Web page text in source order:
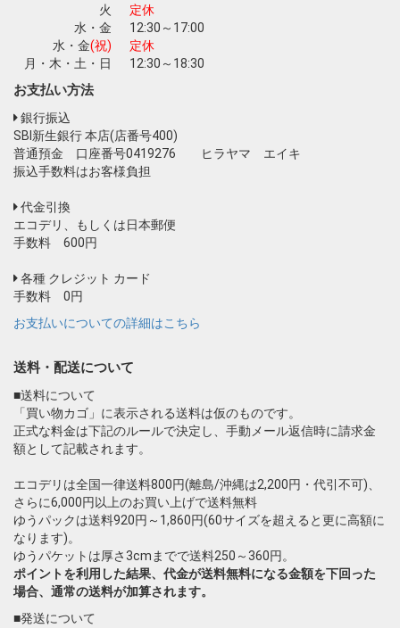
お買い物を続ける
火
定休
水・金
12:30～17:00
水・金(祝)
定休
月・木・土・日
12:30～18:30
お支払い方法
銀行振込
SBI新生銀行 本店(店番号400)
普通預金 口座番号0419276 ヒラヤマ エイキ
振込手数料はお客様負担
代金引換
エコデリ、もしくは日本郵便
手数料 600円
各種 クレジット カード
手数料 0円
お支払いについての詳細はこちら
送料・配送について
■送料について
「買い物カゴ」に表示される送料は仮のものです。
正式な料金は下記のルールで決定し、手動メール返信時に請求金
額として記載されます。
エコデリは全国一律送料800円(離島/沖縄は2,200円・代引不可)、
さらに6,000円以上のお買い上げで送料無料
ゆうパックは送料920円～1,860円(60サイズを超えると更に高額に
なります)。
ゆうパケットは厚さ3cmまでで送料250～360円。
ポイントを利用した結果、代金が送料無料になる金額を下回った
場合、通常の送料が加算されます。
■発送について